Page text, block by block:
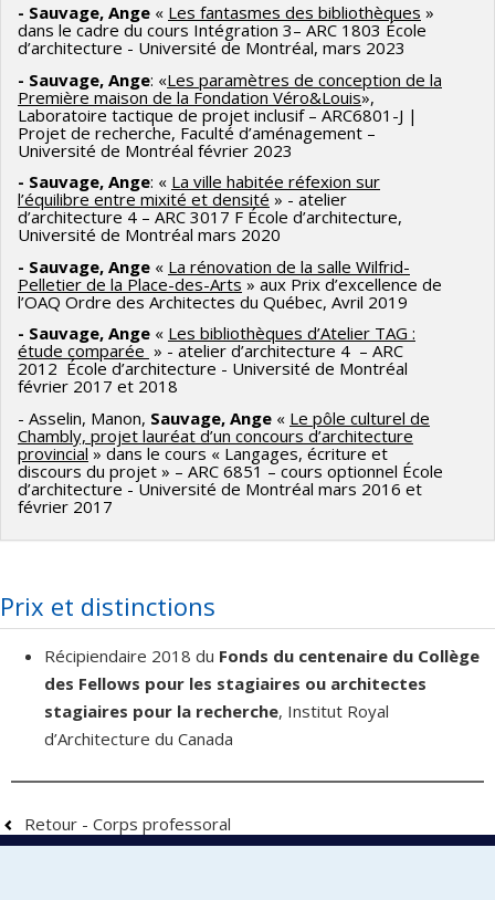
- Sauvage, Ange « Les fantasmes des bibliothèques »
dans le cadre du cours Intégration 3– ARC 1803 École
d’architecture - Université de Montréal, mars 2023
- Sauvage, Ange: «Les paramètres de conception de la
Première maison de la Fondation Véro&Louis»,
Laboratoire tactique de projet inclusif – ARC6801-J |
Projet de recherche, Faculté d’aménagement –
Université de Montréal février 2023
- Sauvage, Ange: « La ville habitée réfexion sur
l’équilibre entre mixité et densité » - atelier
d’architecture 4 – ARC 3017 F École d’architecture,
Université de Montréal mars 2020
- Sauvage, Ange « La rénovation de la salle Wilfrid-
Pelletier de la Place-des-Arts » aux Prix d’excellence de
l’OAQ Ordre des Architectes du Québec, Avril 2019
- Sauvage, Ange « Les bibliothèques d’Atelier TAG :
étude comparée » - atelier d’architecture 4 – ARC
2012 École d’architecture - Université de Montréal
février 2017 et 2018
- Asselin, Manon, Sauvage, Ange « Le pôle culturel de
Chambly, projet lauréat d’un concours d’architecture
provincial» dans le cours « Langages, écriture et
discours du projet » – ARC 6851 – cours optionnel École
d’architecture - Université de Montréal mars 2016 et
février 2017
Prix et distinctions
Récipiendaire 2018 du Fonds du centenaire du Collège
des Fellows pour les stagiaires ou architectes
stagiaires pour la recherche, Institut Royal
d’Architecture du Canada
Retour - Corps professoral